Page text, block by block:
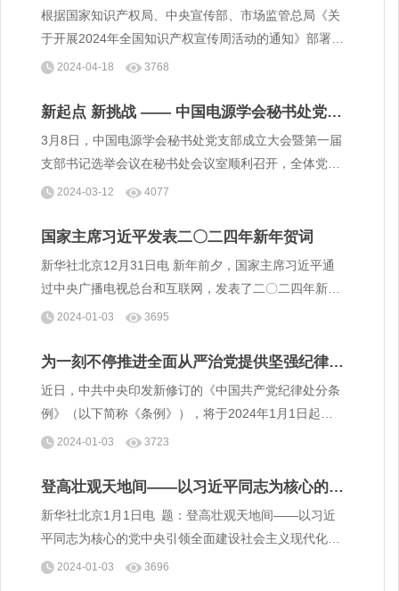
年全国知识产权宣传周活动
根据国家知识产权局、中央宣传部、市场监管总局《关
于开展2024年全国知识产权宣传周活动的通知》部署及
中国科协组织动员，中国电源学会在宣传周期间广泛开
科技工作者尊重和保护知识产权的意识。
2024-04-18 3768
新起点 新挑战 —— 中国电源学会秘书处党支
部成立大会暨第一届支部书记选举会顺利召开
3月8日，中国电源学会秘书处党支部成立大会暨第一届
支部书记选举会议在秘书处会议室顺利召开，全体党员
参加会议。天津市南开区长虹街道华美里社区党支部书
韩家新同志出席会议。
2024-03-12 4077
国家主席习近平发表二〇二四年新年贺词
新华社北京12月31日电 新年前夕，国家主席习近平通
过中央广播电视总台和互联网，发表了二〇二四年新年
贺词。全文如下：
2024-01-03 3695
为一刻不停推进全面从严治党提供坚强纪律保
障——解读新修订的《中国共产党纪律处分条
例》
近日，中共中央印发新修订的《中国共产党纪律处分条
例》（以下简称《条例》），将于2024年1月1日起施
行。《条例》公开发布之际，中央纪委国家监委法规室
2024-01-03 3723
登高壮观天地间——以习近平同志为核心的党
中央引领全面建设社会主义现代化国家迈上新
征程
新华社北京1月1日电 题：登高壮观天地间——以习近
平同志为核心的党中央引领全面建设社会主义现代化国
家迈上新征程 新华社记者
2024-01-03 3696